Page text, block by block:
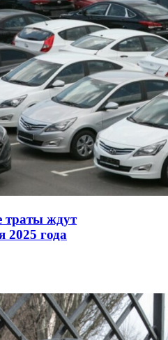
траты ждут
2025 года